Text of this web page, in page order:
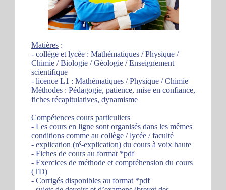
Matières :
- collège et lycée : Mathématiques / Physique /
Chimie / Biologie / Géologie / Enseignement
scientifique
- licence L1 : Mathématiques / Physique / Chimie
Méthodes : Pédagogie, patience, mise en confiance,
fiches récapitulatives, dynamisme
Compétences cours particuliers
- Les cours en ligne sont organisés dans les mêmes
conditions comme au collège / lycée / faculté
- explication (ré-explication) du cours à voix haute
- Fiches de cours au format *pdf
- Exercices de méthode et compréhension du cours
(TD)
- Corrigés disponibles au format *pdf